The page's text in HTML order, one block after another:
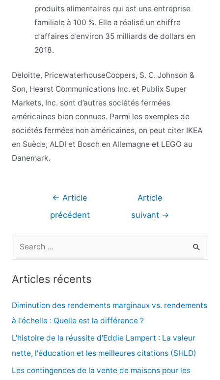
produits alimentaires qui est une entreprise
familiale à 100 %. Elle a réalisé un chiffre
d’affaires d’environ 35 milliards de dollars en
2018.
Deloitte, PricewaterhouseCoopers, S. C. Johnson &
Son, Hearst Communications Inc. et Publix Super
Markets, Inc. sont d’autres sociétés fermées
américaines bien connues. Parmi les exemples de
sociétés fermées non américaines, on peut citer IKEA
en Suède, ALDI et Bosch en Allemagne et LEGO au
Danemark.
Navigation
l’article
← Article
précédent
Article
suivant →
e
r
c
Articles récents
Diminution des rendements marginaux vs. rendements
à l'échelle : Quelle est la différence ?
L'histoire de la réussite d'Eddie Lampert : La valeur
nette, l'éducation et les meilleures citations (SHLD)
Les contingences de la vente de maisons pour les